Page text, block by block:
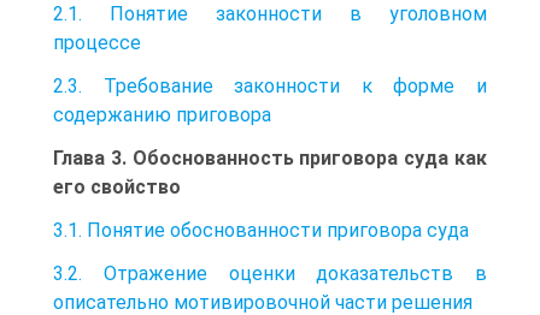
2.1. Понятие законности в уголовном
процессе
2.3. Требование законности к форме и
содержанию приговора
Глава 3. Обоснованность приговора суда как
его свойство
3.1. Понятие обоснованности приговора суда
3.2. Отражение оценки доказательств в
описательно мотивировочной части решения